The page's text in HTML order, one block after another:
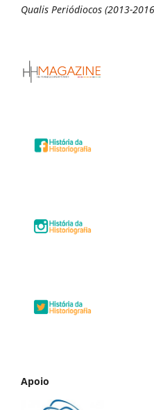
Qualis Periódiocos (2013-
Apoio